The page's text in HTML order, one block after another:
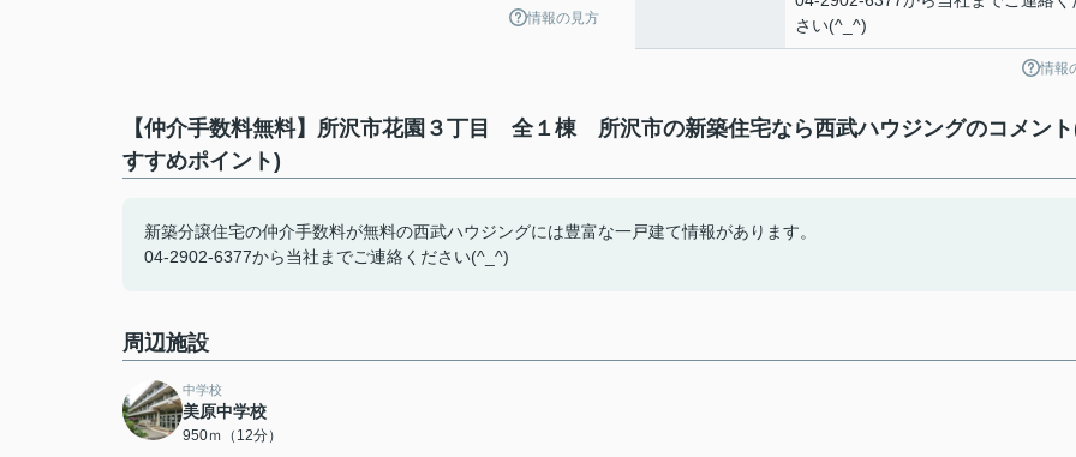
情報の見方
さい(^_^)
情報
【仲介手数料無料】所沢市花園３丁目 全１棟 所沢市の新築住宅なら西武ハウジングのコメン
すすめポイント)
新築分譲住宅の仲介手数料が無料の西武ハウジングには豊富な一戸建て情報があります。
04-2902-6377から当社までご連絡ください(^_^)
周辺施設
中学校
美原中学校
950ｍ（12分）